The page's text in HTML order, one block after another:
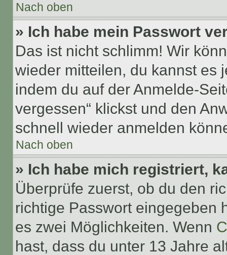
Nach oben
» Ich habe mein Passwort
Das ist nicht schlimm! Wir
wieder mitteilen, du kannst es
indem du auf der Anmelde-
vergessen“ klickst und den
schnell wieder anmelden
Nach oben
» Ich habe mich registriert,
Überprüfe zuerst, ob du den
richtige Passwort eingegeben
es zwei Möglichkeiten. Wenn
hast, dass du unter 13 Jahre